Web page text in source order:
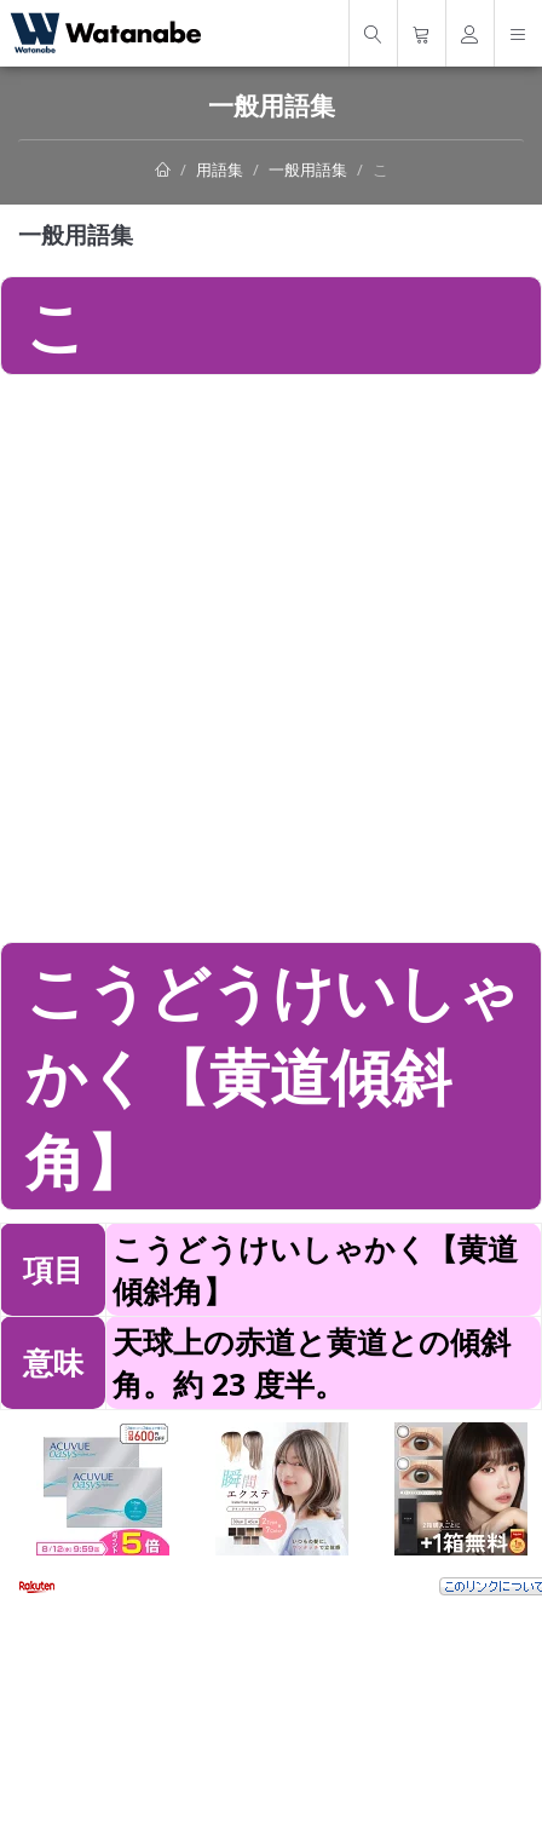
一般用語集
用語集 一般用語集 こ
一般用語集
こ
こうどうけいしゃ
かく【黄道傾斜
角】
項目
こうどうけいしゃかく【黄道
傾斜角】
意味
天球上の赤道と黄道との傾斜
角。約 23 度半。